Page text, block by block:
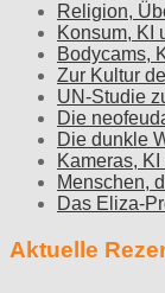
Religion,
Konsum, KI
Bodycams,
Zur Kultur
UN-Studie
Die
Die dunkle
Kameras,
Menschen,
Das Eliza-
Aktuelle